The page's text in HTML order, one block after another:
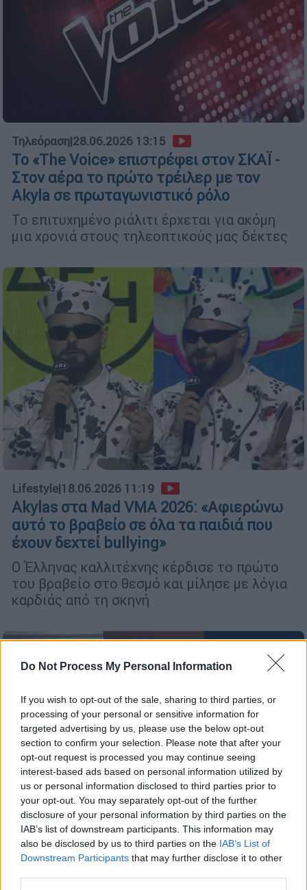
Do Not Process My Personal Information
If you wish to opt-out of the sale, sharing to third parties, or
processing of your personal or sensitive information for
targeted advertising by us, please use the below opt-out
section to confirm your selection. Please note that after your
opt-out request is processed you may continue seeing
interest-based ads based on personal information utilized by
us or personal information disclosed to third parties prior to
your opt-out. You may separately opt-out of the further
disclosure of your personal information by third parties on the
IAB’s list of downstream participants. This information may
also be disclosed by us to third parties on the IAB’s List of
Downstream Participants that may further disclose it to other
Τηλεόραση|28.06.2026 13:15
Το «The Voice» επιστρέφει στον ΣΚΑΪ -
Στον αέρα το πρώτο τρέιλερ με τον
Akyla σε πρωταγωνιστικό ρόλο
Το επιτυχημένο ριάλιτι έρχεται για ακόμη
μια χρονιά στους τηλεοπτικούς μας δέκτες
Lifestyle|18.06.2026 11:19
Akylas στα Mad VMA 2026: «Αφιερώνω
αυτό το βραβείο σε όλα τα παιδιά που
έχουν δεχτεί bullying»
Ο Έλληνας καλλιτέχνης κέρδισε το πρώτο
του βραβείο στο θεσμό και μίλησε με λόγια
καρδιάς από τη σκηνή
Μουσική|18.06.2026 09:37